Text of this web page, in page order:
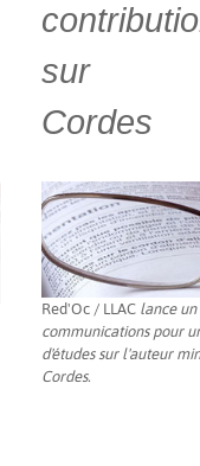
sur
Cordes
Red'Oc / LLAC lance
communications pour
d'études sur l'auteur
Cordes.